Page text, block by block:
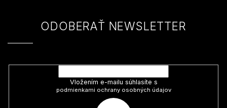
ODOBERAŤ NEWSLETTER
Vložením e-mailu súhlasíte s
podmienkami ochrany osobných údajov